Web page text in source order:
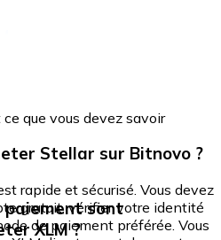
que vous devez savoir
Stellar sur Bitnovo ?
rapide et sécurisé. Vous devez
gratuit, vérifier votre identité
de paiement préférée. Vous
paiement sont
XLM ?